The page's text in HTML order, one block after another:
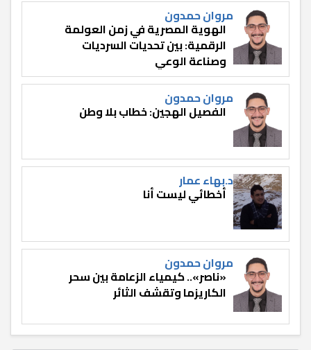
مروان حمدون
الهوية المصرية في زمن العولمة
الرقمية: بين تحديات السرديات
وصناعة الوعي
مروان حمدون
الفصيل الهجين: خطاب بلا وطن
د.بهاء عمار
أخطائي ليست أنا
مروان حمدون
«ناصر».. كيمياء الزعامة بين سحر
الكاريزما وتقشف الثائر